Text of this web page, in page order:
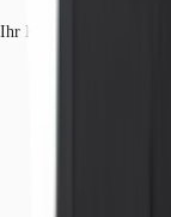
Ihr Kontakt